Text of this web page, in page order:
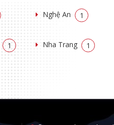
Nghệ An 1
1 Nha Trang 1